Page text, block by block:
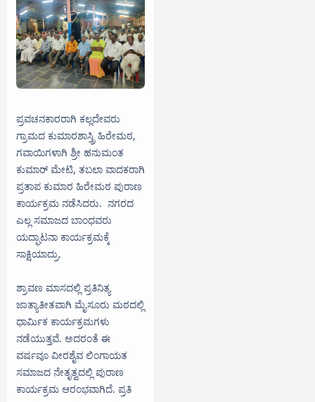
ಪ್ರವಚನಕಾರರಾಗಿ ಕಲ್ಲದೇವರು
ಗ್ರಾಮದ ಕುಮಾರಶಾಸ್ತ್ರಿ ಹಿರೇಮಠ,
ಗವಾಯಿಗಳಾಗಿ ಶ್ರೀ ಹನುಮಂತ
ಕುಮಾರ್ ಮೇಟಿ, ತಬಲಾ ವಾದಕರಾಗಿ
ಪ್ರತಾಪ ಕುಮಾರ ಹಿರೇಮಠ ಪುರಾಣ
ಕಾರ್ಯಕ್ರಮ ನಡೆಸಿದರು. ನಗರದ
ಎಲ್ಲ ಸಮಾಜದ ಬಾಂಧವರು
ಯದ್ಘಾಟನಾ ಕಾರ್ಯಕ್ರಮಕ್ಕೆ
ಸಾಕ್ಷಿಯಾದ್ರು.
ಶ್ರಾವಣ ಮಾಸದಲ್ಲಿ ಪ್ರತಿನಿತ್ಯ
ಜಾತ್ಯಾತೀತವಾಗಿ ಮೈಸೂರು ಮಠದಲ್ಲಿ
ಧಾರ್ಮಿಕ ಕಾರ್ಯಕ್ರಮಗಳು
ನಡೆಯುತ್ತವೆ. ಅದರಂತೆ ಈ
ವರ್ಷವೂ ವೀರಶೈವ ಲಿಂಗಾಯತ
ಸಮಾಜದ ನೇತೃತ್ವದಲ್ಲಿ ಪುರಾಣ
ಕಾರ್ಯಕ್ರಮ ಆರಂಭವಾಗಿದೆ. ಪ್ರತಿ